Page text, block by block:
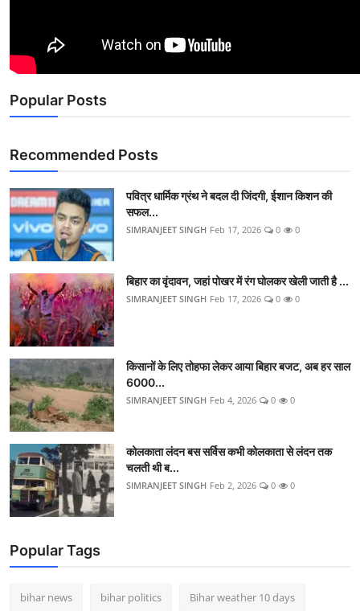
Popular Posts
Recommended Posts
पवित्र धार्मिक ग्रंथ ने बदल दी जिंदगी, ईशान किशन की
सफल...
SIMRANJEET SINGH Feb 17, 2026 0 0
बिहार का वृंदावन, जहां पोखर में रंग घोलकर खेली जाती है ...
SIMRANJEET SINGH Feb 17, 2026 0 0
किसानों के लिए तोहफा लेकर आया बिहार बजट, अब हर साल
6000...
SIMRANJEET SINGH Feb 4, 2026 0 0
कोलकाता लंदन बस सर्विस कभी कोलकाता से लंदन तक
चलती थी ब...
SIMRANJEET SINGH Feb 2, 2026 0 0
Popular Tags
bihar news bihar politics Bihar weather 10 days